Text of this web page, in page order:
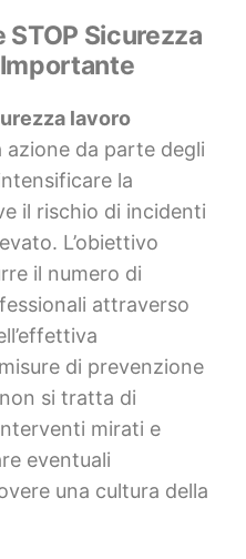
STOP Sicurezza
lavoro
azione da parte degli
la
il rischio di incidenti
L’obiettivo
il numero di
attraverso
di prevenzione
si tratta di
mirati e
eventuali
una cultura della